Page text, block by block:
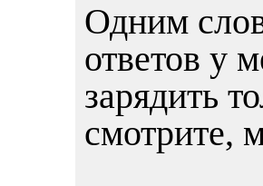
Одним
ответов у
зарядить
смотрите,